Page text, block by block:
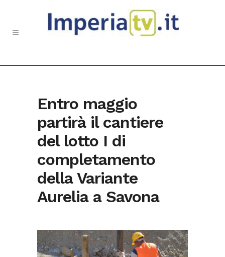
Entro maggio
partirà il cantiere
del lotto I di
completamento
della Variante
Aurelia a Savona